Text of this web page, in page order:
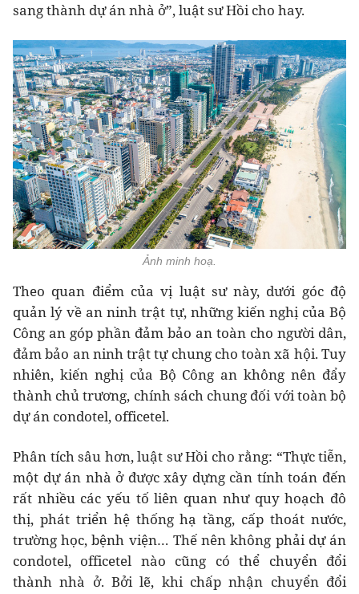
sang thành dự án nhà ở”, luật sư Hồi cho hay.
Ảnh minh hoạ.
Theo quan điểm của vị luật sư này, dưới góc độ
quản lý về an ninh trật tự, những kiến nghị của Bộ
Công an góp phần đảm bảo an toàn cho người dân,
đảm bảo an ninh trật tự chung cho toàn xã hội. Tuy
nhiên, kiến nghị của Bộ Công an không nên đẩy
thành chủ trương, chính sách chung đối với toàn bộ
dự án condotel, officetel.
Phân tích sâu hơn, luật sư Hồi cho rằng: “Thực tiễn,
một dự án nhà ở được xây dựng cần tính toán đến
rất nhiều các yếu tố liên quan như quy hoạch đô
thị, phát triển hệ thống hạ tầng, cấp thoát nước,
trường học, bệnh viện… Thế nên không phải dự án
condotel, officetel nào cũng có thể chuyển đổi
thành nhà ở. Bởi lẽ, khi chấp nhận chuyển đổi